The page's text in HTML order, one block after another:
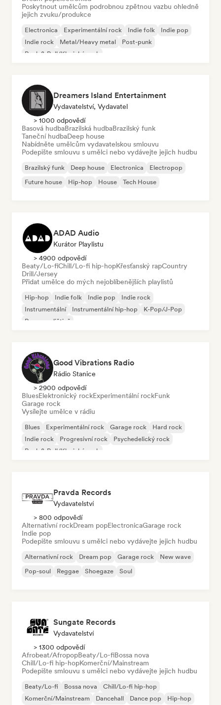
Poskytnout umělcům podrobnou zpětnou vazbu ohledně
jejich zvuku/produkce
Electronica Experimentální rock Indie folk
Indie pop
Indie rock
Metal/Heavy metal
Post-punk
Rock & Roll/Klasický rock
Dreamers Island Entertainment
Vydavatelství, Vydavatel
> 1000 odpovědí
Basová hudbaBrazilská hudbaBrazilský funk
Taneční hudbaDeep house
Nabídněte umělcům vydavatelskou smlouvu
Podepište smlouvu s umělci nebo vydávejte jejich hudbu
Brazilský funk Deep house Electronica
Electropop
Future house
Hip-hop House Tech House
ADAD Audio
Kurátor Playlistu
> 4900 odpovědí
Beaty/Lo-fiChill/Lo-fi hip-hopKřesťanský rapCountry
Drill/Jersey
Přidat umělce do mých nejoblíbenějších playlistů
Hip-hop Indie folk Indie pop
Indie rock
Instrumentální
Instrumentální hip-hop
K-Pop/J-Pop
Rap v angličtině
Good Vibrations Radio
Rádio Stanice
> 2900 odpovědí
BluesElektronický rockExperimentální rockFunk
Garage rock
Vysílejte umělce v rádiu
Blues Experimentální rock Garage rock
Hard rock
Indie rock
Progresivní rock
Psychedelický rock
Rock & Roll/Klasický rock
Pravda Records
Vydavatelství
> 800 odpovědí
Alternativní rockDream popElectronicaGarage rock
Indie pop
Podepište smlouvu s umělci nebo vydávejte jejich hudbu
Alternativní rock Dream pop Garage rock
New wave
Pop-soul
Reggae Shoegaze Soul
Sungate Records
Vydavatelství
> 1300 odpovědí
Afrobeat/AfropopBeaty/Lo-fiBossa nova
Chill/Lo-fi hip-hopKomerční/Mainstream
Podepište smlouvu s umělci nebo vydávejte jejich hudbu
Beaty/Lo-fi Bossa nova
Chill/Lo-fi hip-hop
Komerční/Mainstream
Dancehall Dance pop Hip-hop